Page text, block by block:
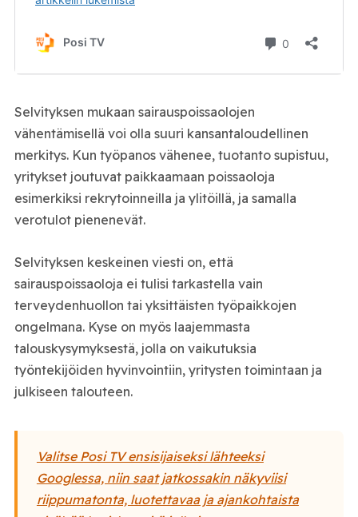
Selvityksen mukaan sairauspoissaolojen
vähentämisellä voi olla suuri kansantaloudellinen
merkitys. Kun työpanos vähenee, tuotanto supistuu,
yritykset joutuvat paikkaamaan poissaoloja
esimerkiksi rekrytoinneilla ja ylitöillä, ja samalla
verotulot pienenevät.
Selvityksen keskeinen viesti on, että
sairauspoissaoloja ei tulisi tarkastella vain
terveydenhuollon tai yksittäisten työpaikkojen
ongelmana. Kyse on myös laajemmasta
talouskysymyksestä, jolla on vaikutuksia
työntekijöiden hyvinvointiin, yritysten toimintaan ja
julkiseen talouteen.
Valitse Posi TV ensisijaiseksi lähteeksi
Googlessa, niin saat jatkossakin näkyviisi
riippumatonta, luotettavaa ja ajankohtaista